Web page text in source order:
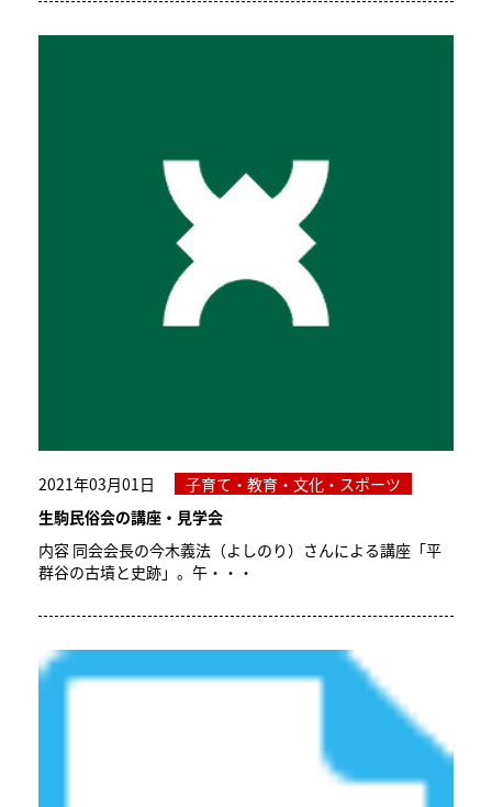
2021年03月01日
子育て・教育・文化・スポーツ
生駒民俗会の講座・見学会
内容 同会会長の今木義法（よしのり）さんによる講座「平
群谷の古墳と史跡」。午・・・